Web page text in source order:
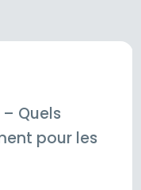
Quels
pour les